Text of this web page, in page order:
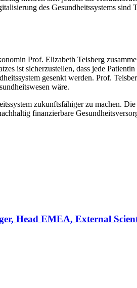
des Gesundheitssystems sind
Prof. Elizabeth Teisberg
ist sicherzustellen, dass jede
gesenkt werden. Prof.
wäre.
zukunftsfähiger zu machen.
finanzierbare
Head EMEA, External